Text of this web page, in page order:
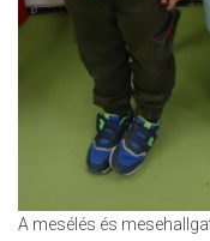
A mesélés és